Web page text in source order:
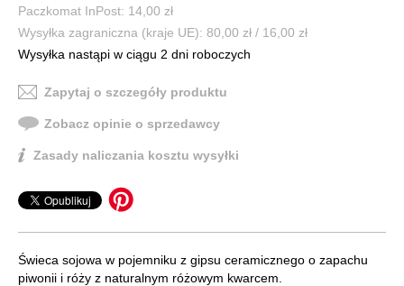
Paczkomat InPost: 14,00 zł
Wysyłka zagraniczna (kraje UE): 80,00 zł / 16,00 zł
Wysyłka nastąpi w ciągu 2 dni roboczych
Zapytaj o szczegóły produktu
Zobacz opinie o sprzedawcy
Zasady naliczania kosztu wysyłki
Świeca sojowa w pojemniku z gipsu ceramicznego o zapachu
piwonii i róży z naturalnym różowym kwarcem.